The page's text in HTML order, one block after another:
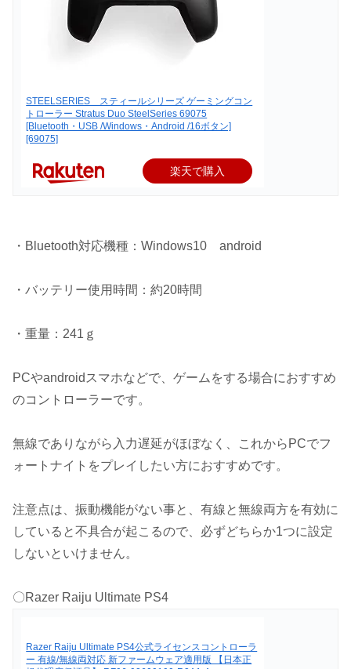
STEELSERIES スティールシリーズ ゲーミングコン
トローラー Stratus Duo SteelSeries 69075
[Bluetooth・USB /Windows・Android /16ボタン]
[69075]
楽天で購入
・Bluetooth対応機種：Windows10 android
・バッテリー使用時間：約20時間
・重量：241ｇ
PCやandroidスマホなどで、ゲームをする場合におすすめ
のコントローラーです。
無線でありながら入力遅延がほぼなく、これからPCでフ
ォートナイトをプレイしたい方におすすめです。
注意点は、振動機能がない事と、有線と無線両方を有効に
していると不具合が起こるので、必ずどちらか1つに設定
しないといけません。
〇Razer Raiju Ultimate PS4
Razer Raiju Ultimate PS4公式ライセンスコントローラ
ー 有線/無線両対応 新ファームウェア適用版 【日本正